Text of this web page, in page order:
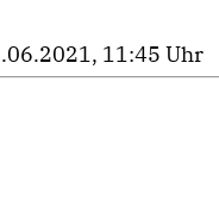
11:45 Uhr